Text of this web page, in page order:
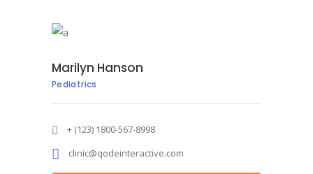
Marilyn Hanson
Pediatrics
+ (123) 1800-567-8998
clinic@qodeinteractive.com